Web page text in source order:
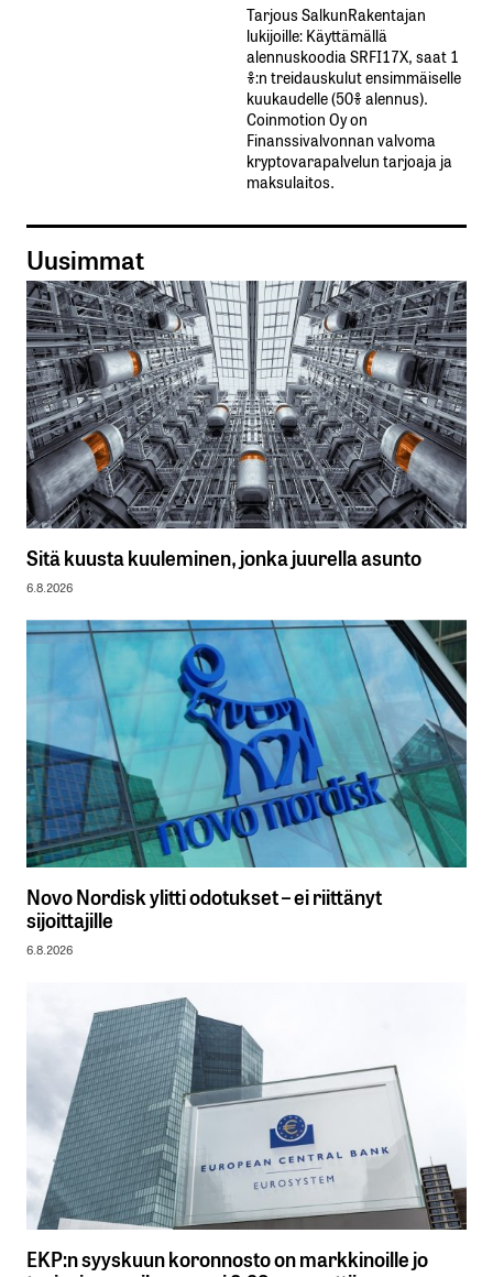
Tarjous SalkunRakentajan
lukijoille: Käyttämällä​ ​
alennuskoodia​ ​SRFI17X,​ ​saat​ ​1
%:n treidauskulut​ ​ensimmäiselle​ ​
kuukaudelle​ ​(50%​ ​alennus).
Coinmotion Oy on
Finanssivalvonnan valvoma
kryptovarapalvelun tarjoaja ja
maksulaitos.
Uusimmat
Sitä kuusta kuuleminen, jonka juurella asunto
6.8.2026
Novo Nordisk ylitti odotukset – ei riittänyt
sijoittajille
6.8.2026
EKP:n syyskuun koronnosto on markkinoille jo